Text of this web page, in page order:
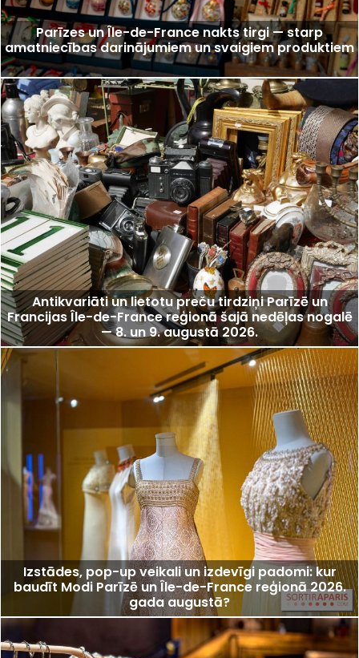
Parīzes un Île-de-France nakts tirgi — starp
amatniecības darinājumiem un svaigiem produktiem
Antikvariāti un lietotu preču tirdziņi Parīzē un
Francijas Île-de-France reģionā šajā nedēļas nogalē
— 8. un 9. augustā 2026.
Izstādes, pop-up veikali un izdevīgi padomi: kur
baudīt Modi Parīzē un Île-de-France reģionā 2026.
gada augustā?